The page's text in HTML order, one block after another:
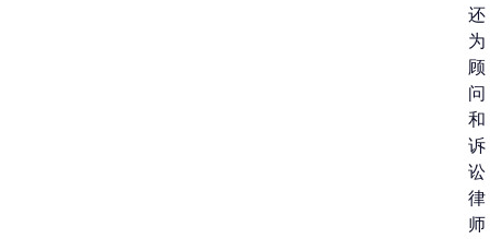
还
为
顾
问
和
诉
讼
律
师